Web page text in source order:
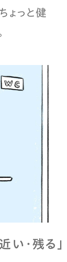
ょっと健
い・残る」